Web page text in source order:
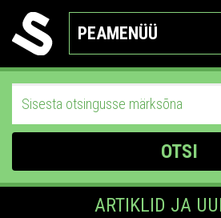
PEAMENÜÜ
OTSI
ARTIKLID JA